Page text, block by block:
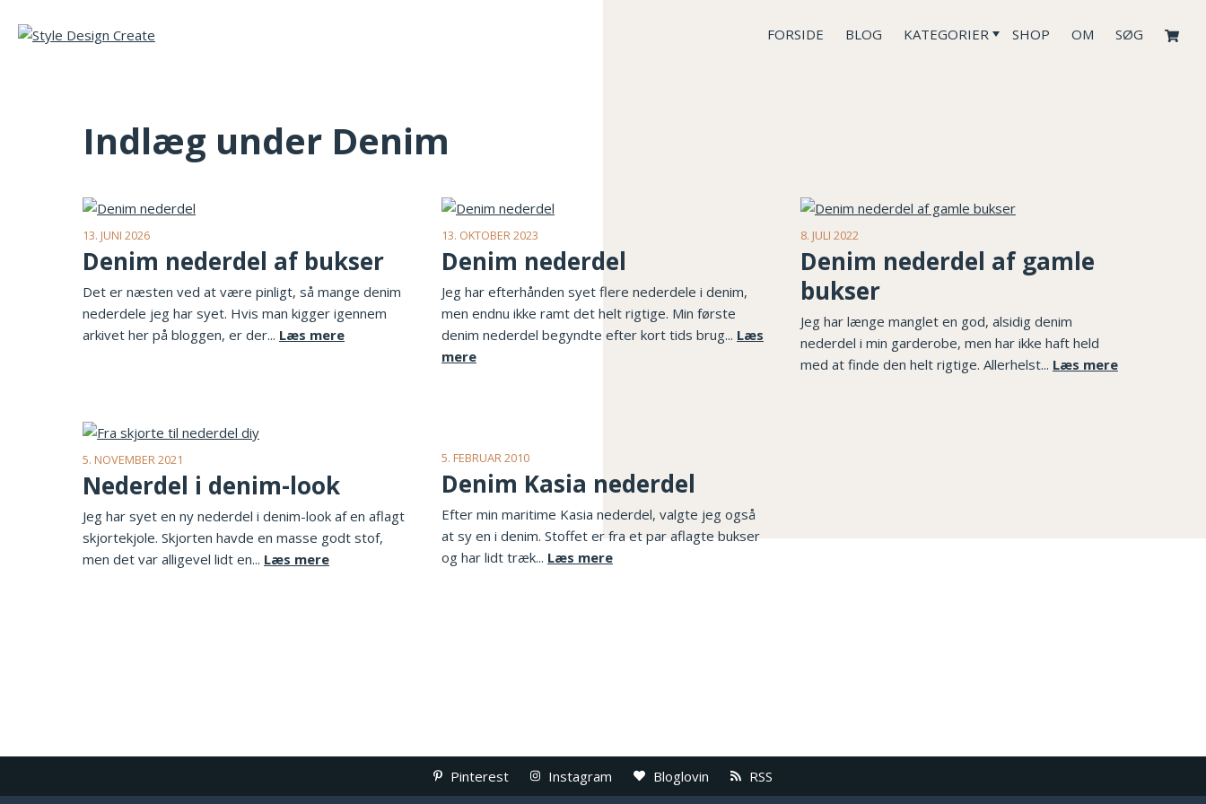
FORSIDE BLOG KATEGORIER SHOP OM SØG
Indlæg under Denim
13. JUNI 2026
Denim nederdel af bukser
Det er næsten ved at være pinligt, så mange denim
nederdele jeg har syet. Hvis man kigger igennem
arkivet her på bloggen, er der... Læs mere
13. OKTOBER 2023
Denim nederdel
Jeg har efterhånden syet flere nederdele i denim,
men endnu ikke ramt det helt rigtige. Min første
denim nederdel begyndte efter kort tids brug... Læs
mere
8. JULI 2022
Denim nederdel af gamle
bukser
Jeg har længe manglet en god, alsidig denim
nederdel i min garderobe, men har ikke haft held
med at finde den helt rigtige. Allerhelst... Læs mere
5. NOVEMBER 2021
Nederdel i denim-look
Jeg har syet en ny nederdel i denim-look af en aflagt
skjortekjole. Skjorten havde en masse godt stof,
men det var alligevel lidt en... Læs mere
5. FEBRUAR 2010
Denim Kasia nederdel
Efter min maritime Kasia nederdel, valgte jeg også
at sy en i denim. Stoffet er fra et par aflagte bukser
og har lidt træk... Læs mere
Pinterest Instagram Bloglovin RSS